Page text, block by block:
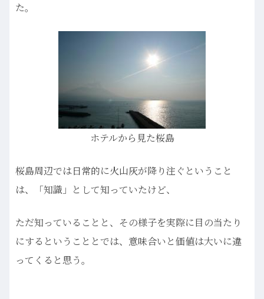
た。
ホテルから見た桜島
桜島周辺では日常的に火山灰が降り注ぐということ
は、「知識」として知っていたけど、
ただ知っていることと、その様子を実際に目の当たり
にするということとでは、意味合いと価値は大いに違
ってくると思う。